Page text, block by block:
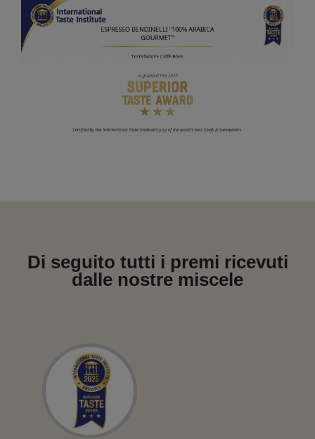
Di seguito tutti i premi ricevuti
dalle nostre miscele